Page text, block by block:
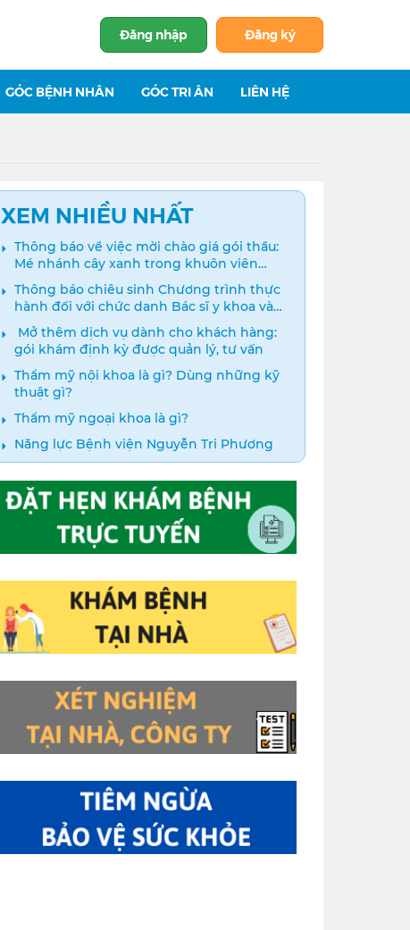
Đăng nhập Đăng ký
GÓC BỆNH NHÂN GÓC TRI ÂN LIÊN HỆ
XEM NHIỀU NHẤT
Thông báo về việc mời chào giá gói thầu:
Mé nhánh cây xanh trong khuôn viên
bệnh viện
Thông báo chiêu sinh Chương trình thực
hành đối với chức danh Bác sĩ y khoa và
Điều dưỡng năm 2024
️ Mở thêm dịch vụ dành cho khách hàng:
gói khám định kỳ được quản lý, tư vấn
Thẩm mỹ nội khoa là gì? Dùng những kỹ
thuật gì?
Thẩm mỹ ngoại khoa là gì?
Năng lực Bệnh viện Nguyễn Tri Phương